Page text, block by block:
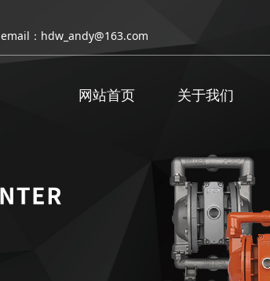
email：hdw_andy@163.com
网站首页 关于我们